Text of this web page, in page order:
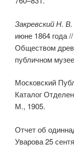
Закревский Н. В.
июне 1864 года
Обществом
публичном
Московский
Каталог
М., 1905.
Отчет об
Уварова 25